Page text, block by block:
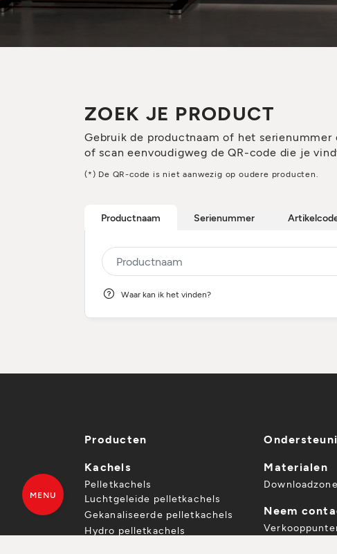
ZOEK JE PRODUCT
Gebruik de productnaam of het
of scan eenvoudigweg de QR-code die je
(*) De QR-code is niet aanwezig op oudere producten.
Productnaam Serienummer
Waar kan ik het vinden?
Producten
Kachels
Pelletkachels
Luchtgeleide pelletkachels
Gekanaliseerde pelletkachels
Hydro pelletkachels
Materialen
Downloadzone
Neem
MENU